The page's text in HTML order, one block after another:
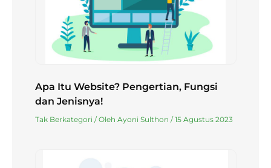
Apa Itu Website? Pengertian, Fungsi
dan Jenisnya!
Tak Berkategori / Oleh Ayoni Sulthon /15 Agustus 2023